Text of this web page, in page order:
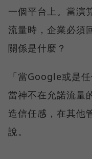
一個平台上。當演
流量時，企業必須
關係是什麼？
「當Google或是
當神不在允諾流量
造信任感，在其他
說。